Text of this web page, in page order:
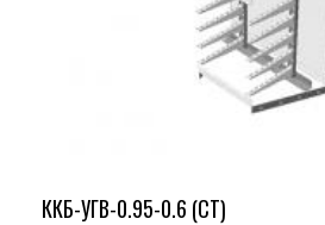
ККБ-УГВ-0.95-0.6 (СТ)